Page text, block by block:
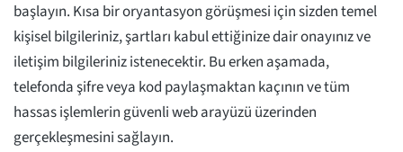
başlayın. Kısa bir oryantasyon görüşmesi için sizden temel
kişisel bilgileriniz, şartları kabul ettiğinize dair onayınız ve
iletişim bilgileriniz istenecektir. Bu erken aşamada,
telefonda şifre veya kod paylaşmaktan kaçının ve tüm
hassas işlemlerin güvenli web arayüzü üzerinden
gerçekleşmesini sağlayın.